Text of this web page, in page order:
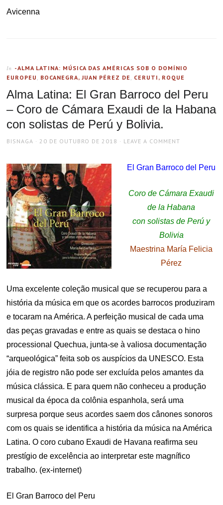
Avicenna
In -ALMA LATINA: MÚSICA DAS AMÉRICAS SOB O DOMÍNIO
EUROPEU , BOCANEGRA, JUAN PÉREZ DE , CERUTI, ROQUE
Alma Latina: El Gran Barroco del Peru
– Coro de Cámara Exaudi de la Habana
con solistas de Perú y Bolivia.
AUTHOR
BISNAGA
POSTED
20 DE OUTUBRO DE 2018 LEAVE A COMMENT
El Gran Barroco del Peru
Coro de Cámara Exaudi
de la Habana
con solistas de Perú y
Bolivia
Maestrina María Felicia
Pérez
Uma excelente coleção musical que se recuperou para a
história da música em que os acordes barrocos produziram
e tocaram na América. A perfeição musical de cada uma
das peças gravadas e entre as quais se destaca o hino
processional Quechua, junta-se à valiosa documentação
“arqueológica” feita sob os auspícios da UNESCO. Esta
jóia de registro não pode ser excluída pelos amantes da
música clássica. E para quem não conheceu a produção
musical da época da colônia espanhola, será uma
surpresa porque seus acordes saem dos cânones sonoros
com os quais se identifica a história da música na América
Latina. O coro cubano Exaudi de Havana reafirma seu
prestígio de excelência ao interpretar este magnífico
trabalho. (ex-internet)
El Gran Barroco del Peru